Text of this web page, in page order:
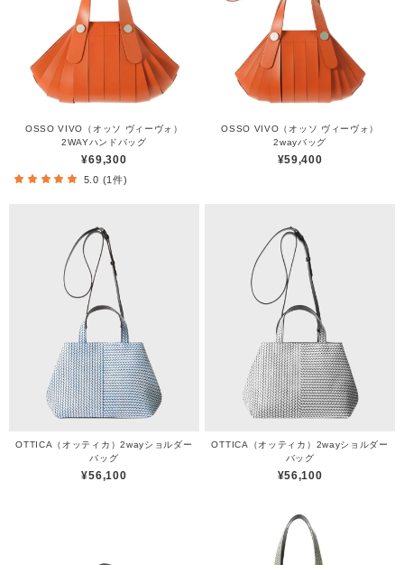
OSSO VIVO（オッソ ヴィーヴォ）
2WAYハンドバッグ
¥69,300
5.0 (1件)
OSSO VIVO（オッソ ヴィーヴォ）
2wayバッグ
¥59,400
OTTICA（オッティカ）2wayショルダー
バッグ
¥56,100
OTTICA（オッティカ）2wayショルダー
バッグ
¥56,100